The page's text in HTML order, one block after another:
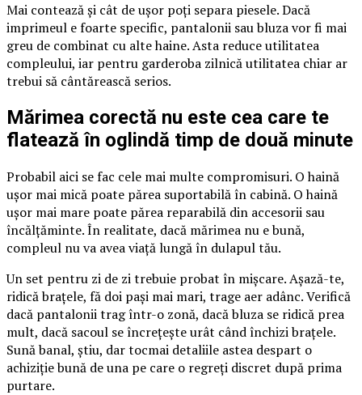
Mai contează și cât de ușor poți separa piesele. Dacă
imprimeul e foarte specific, pantalonii sau bluza vor fi mai
greu de combinat cu alte haine. Asta reduce utilitatea
compleului, iar pentru garderoba zilnică utilitatea chiar ar
trebui să cântărească serios.
Mărimea corectă nu este cea care te
flatează în oglindă timp de două minute
Probabil aici se fac cele mai multe compromisuri. O haină
ușor mai mică poate părea suportabilă în cabină. O haină
ușor mai mare poate părea reparabilă din accesorii sau
încălțăminte. În realitate, dacă mărimea nu e bună,
compleul nu va avea viață lungă în dulapul tău.
Un set pentru zi de zi trebuie probat în mișcare. Așază-te,
ridică brațele, fă doi pași mai mari, trage aer adânc. Verifică
dacă pantalonii trag într-o zonă, dacă bluza se ridică prea
mult, dacă sacoul se încrețește urât când închizi brațele.
Sună banal, știu, dar tocmai detaliile astea despart o
achiziție bună de una pe care o regreți discret după prima
purtare.